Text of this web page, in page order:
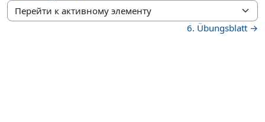
Перейти к активному элементу
6. Übungsblatt →